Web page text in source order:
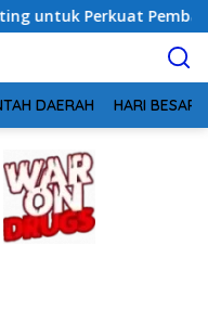
Pembangunan Desa
DAERAH HARI BESAR